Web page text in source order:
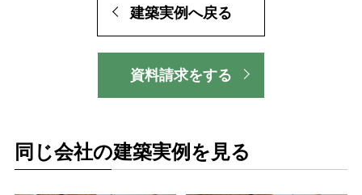
建築実例へ戻る
資料請求をする
同じ会社の建築実例を見る